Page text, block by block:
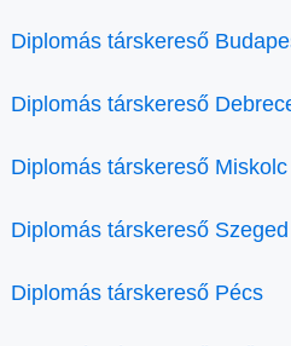
Diplomás társkereső
Diplomás társkereső
Diplomás társkereső Miskolc
Diplomás társkereső Szeged
Diplomás társkereső Pécs